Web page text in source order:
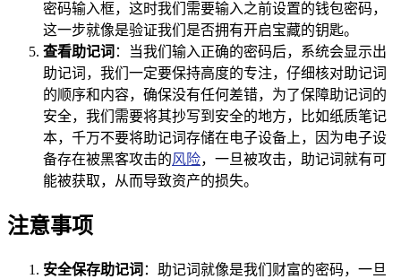
密码输入框，这时我们需要输入之前设置的钱包密码，
这一步就像是验证我们是否拥有开启宝藏的钥匙。
查看助记词 ：当我们输入正确的密码后，系统会显示出
助记词，我们一定要保持高度的专注，仔细核对助记词
的顺序和内容，确保没有任何差错，为了保障助记词的
安全，我们需要将其抄写到安全的地方，比如纸质笔记
本，千万不要将助记词存储在电子设备上，因为电子设
备存在被黑客攻击的风险，一旦被攻击，助记词就有可
能被获取，从而导致资产的损失。
注意事项
安全保存助记词 ：助记词就像是我们财富的密码，一旦